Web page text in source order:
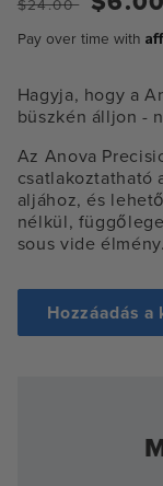
$24.00
Pay over time with
Hagyja, hogy a
büszkén álljon -
Az Anova
csatlakoztatható
aljához, és
nélkül,
sous vide élmény.
Hozzáadás a